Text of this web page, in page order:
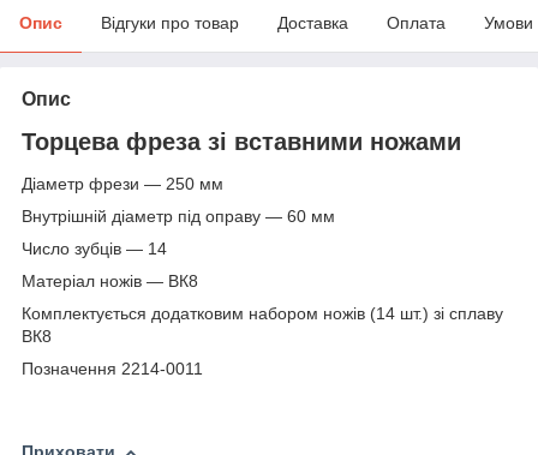
Опис Відгуки про товар Доставка Оплата Умови
Опис
Торцева фреза зі вставними ножами
Діаметр фрези — 250 мм
Внутрішній діаметр під оправу — 60 мм
Число зубців — 14
Матеріал ножів — ВК8
Комплектується додатковим набором ножів (14 шт.) зі сплаву
ВК8
Позначення 2214-0011